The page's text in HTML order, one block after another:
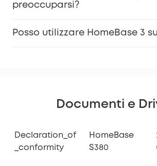
preoccuparsi?
Posso utilizzare HomeBase 3
Documenti e
Declaration_of
_conformity
HomeBase
S380